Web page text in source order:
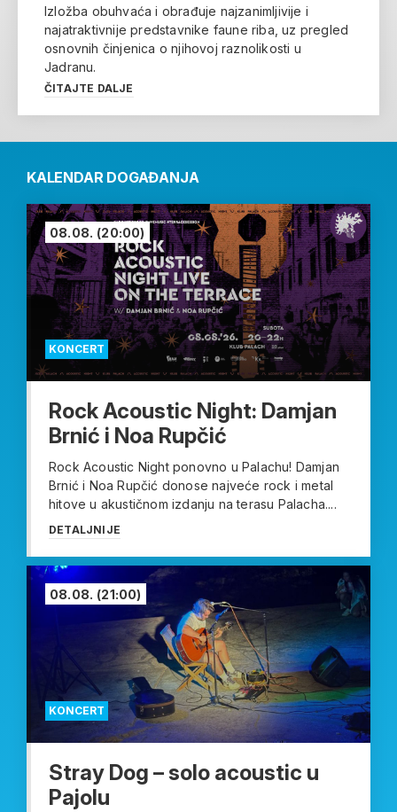
Izložba obuhvaća i obrađuje najzanimljivije i
najatraktivnije predstavnike faune riba, uz pregled
osnovnih činjenica o njihovoj raznolikosti u
Jadranu.
ČITAJTE DALJE
KALENDAR DOGAĐANJA
KONCERT
08.08. (20:00)
Rock Acoustic Night: Damjan
Brnić i Noa Rupčić
Rock Acoustic Night ponovno u Palachu! Damjan
Brnić i Noa Rupčić donose najveće rock i metal
hitove u akustičnom izdanju na terasu Palacha....
DETALJNIJE
KONCERT
08.08. (21:00)
Stray Dog – solo acoustic u
Pajolu